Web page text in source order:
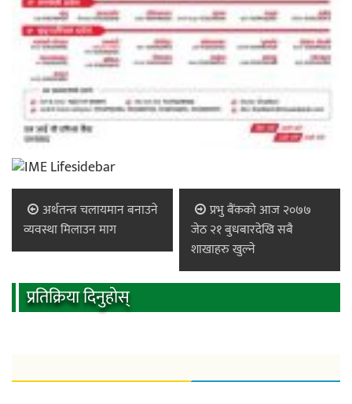
अर्थतन्त्र चलायमान बनाउने
व्यवस्था मिलाउन माग
प्रभु बैंकको आज २०७७
जेठ २१ बुधबारदेखि सबै
शाखाहरु खुल्ने
प्रतिक्रिया दिनुहोस्